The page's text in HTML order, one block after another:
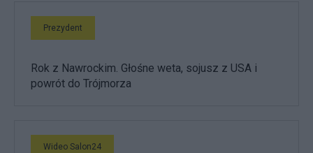
Prezydent
Rok z Nawrockim. Głośne weta, sojusz z USA i
powrót do Trójmorza
Wideo Salon24